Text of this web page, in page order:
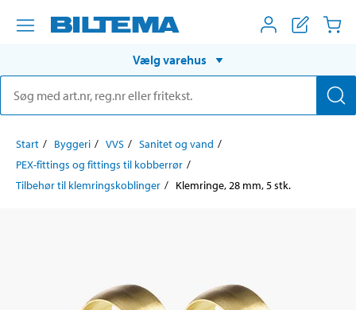
Vælg varehus
Start Byggeri VVS
Sanitet og vand
PEX-fittings og fittings til kobberrør
Tilbehør til klemringskoblinger
Klemringe, 28 mm, 5 stk.